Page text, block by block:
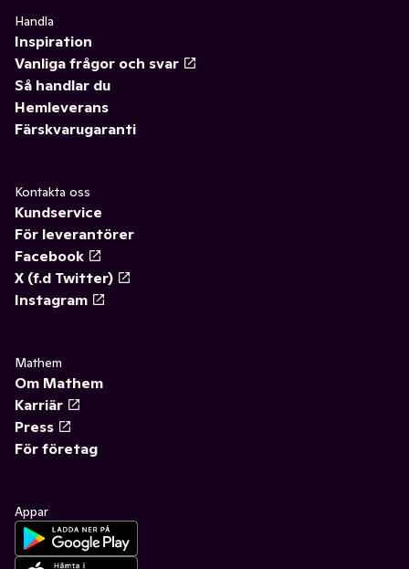
Handla
Inspiration
Vanliga frågor och svar
Så handlar du
Hemleverans
Färskvarugaranti
Kontakta oss
Kundservice
För leverantörer
Facebook
X (f.d Twitter)
Instagram
Mathem
Om Mathem
Karriär
Press
För företag
Appar